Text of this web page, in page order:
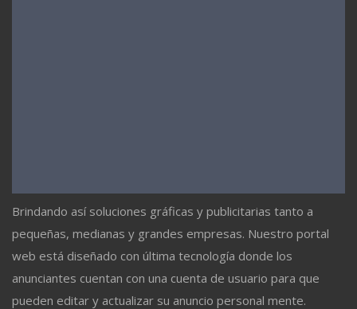
Brindando así soluciones gráficas y publicitarias tanto a
pequeñas, medianas y grandes empresas. Nuestro portal
web está diseñado con última tecnología donde los
anunciantes cuentan con una cuenta de usuario para que
pueden editar y actualizar su anuncio personal mente.